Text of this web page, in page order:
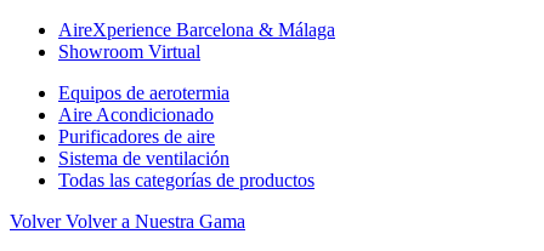
AireXperience Barcelona & Málaga
Showroom Virtual
Equipos de aerotermia
Aire Acondicionado
Purificadores de aire
Sistema de ventilación
Todas las categorías de productos
Volver Volver a Nuestra Gama